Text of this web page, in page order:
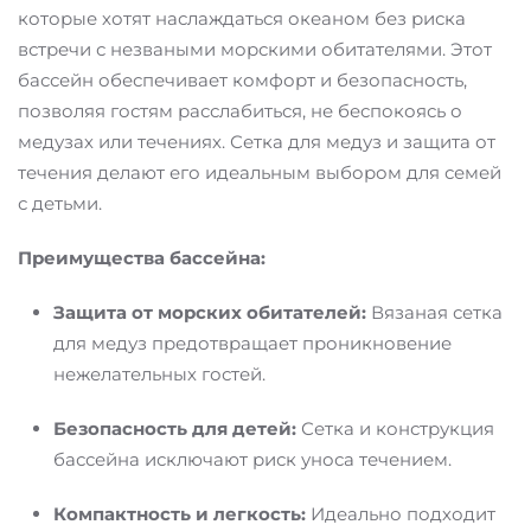
которые хотят наслаждаться океаном без риска
встречи с незваными морскими обитателями. Этот
бассейн обеспечивает комфорт и безопасность,
позволяя гостям расслабиться, не беспокоясь о
медузах или течениях. Сетка для медуз и защита от
течения делают его идеальным выбором для семей
с детьми.
Преимущества бассейна:
Защита от морских обитателей: Вязаная сетка
для медуз предотвращает проникновение
нежелательных гостей.
Безопасность для детей: Сетка и конструкция
бассейна исключают риск уноса течением.
Компактность и легкость: Идеально подходит